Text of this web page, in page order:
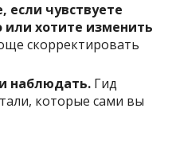
если чувствуете
или хотите изменить
скорректировать
наблюдать. Гид
которые сами вы